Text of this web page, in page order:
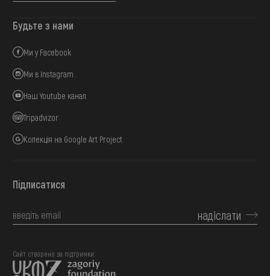
Будьте з нами
Ми у Facebook
Ми в Instagram
Наш Youtube канал
Tripadvizor
Колекція на Google Art Project
Підписатися
надіслати
Сайт створено за підтримки: